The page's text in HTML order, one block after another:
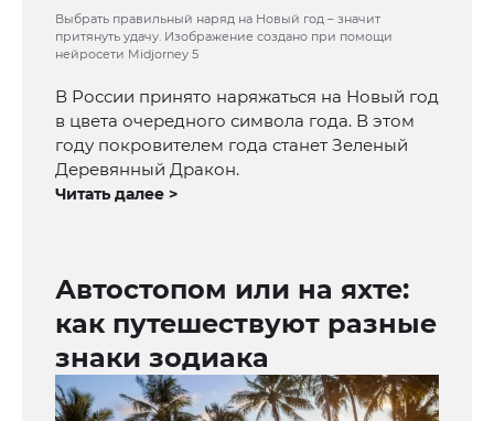
Выбрать правильный наряд на Новый год – значит
притянуть удачу. Изображение создано при помощи
нейросети Midjorney 5
В России принято наряжаться на Новый год
в цвета очередного символа года. В этом
году покровителем года станет Зеленый
Деревянный Дракон.
Читать далее >
Автостопом или на яхте:
как путешествуют разные
знаки зодиака